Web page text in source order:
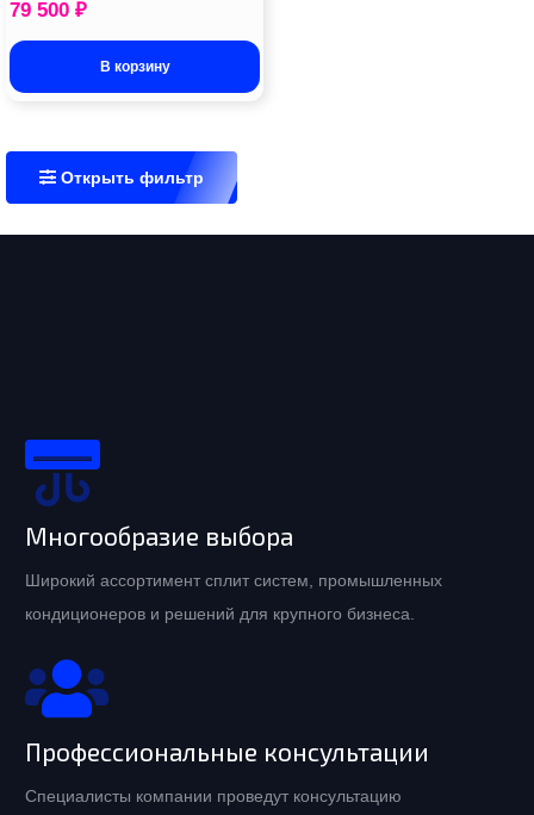
79 500 ₽
В корзину
Открыть фильтр
Многообразие выбора
Широкий ассортимент сплит систем, промышленных
кондиционеров и решений для крупного бизнеса.
Профессиональные консультации
Специалисты компании проведут консультацию